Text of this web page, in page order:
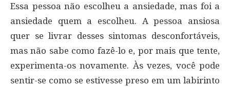
Essa pessoa não escolheu a ansiedade, mas foi a
ansiedade quem a escolheu. A pessoa ansiosa
quer se livrar desses sintomas desconfortáveis,
mas não sabe como fazê-lo e, por mais que tente,
experimenta-os novamente. Às vezes, você pode
sentir-se como se estivesse preso em um labirinto